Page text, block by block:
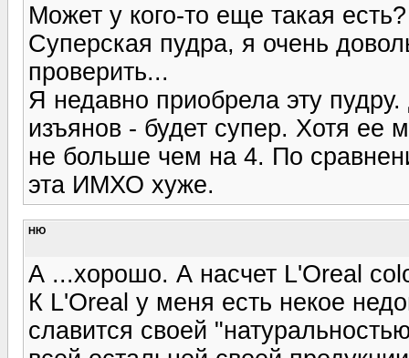
Может у кого-то еще такая
Суперская пудра, я очень
проверить...
Я недавно приобрела эту
изъянов - будет супер. Хотя ее
не больше чем на 4. По
эта ИМХО хуже.
НЮ
А ...хорошо. А насчет L'Oreal
К L'Oreal у меня есть некое
славится своей